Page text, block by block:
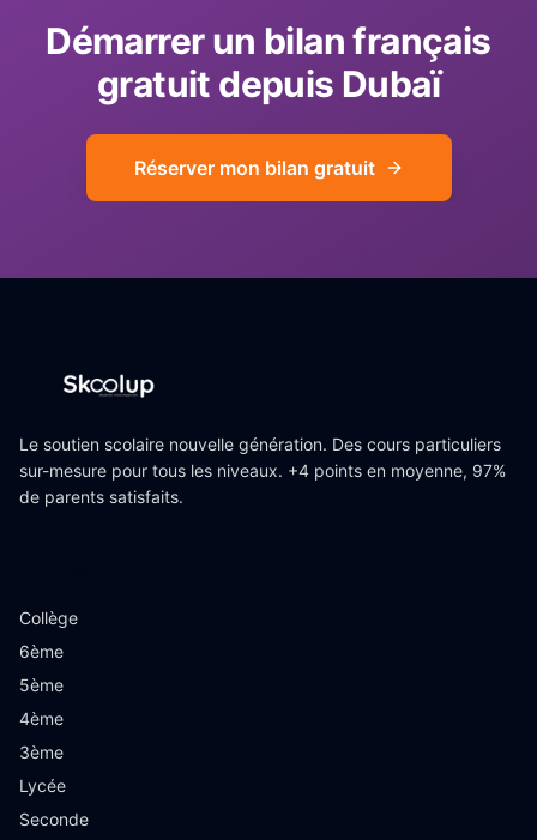
Démarrer un bilan français
gratuit depuis Dubaï
Réserver mon bilan gratuit
Le soutien scolaire nouvelle génération. Des cours particuliers
sur-mesure pour tous les niveaux. +4 points en moyenne, 97%
de parents satisfaits.
Collège
6ème
5ème
4ème
3ème
Lycée
Seconde